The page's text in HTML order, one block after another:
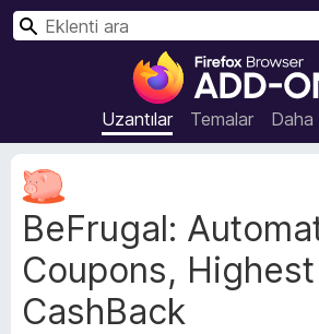
F
r
e
x
B
r
Uzantılar Temalar
A
BeFrugal:
Coupons, Highest
CashBack
U
z
a
n
t
m